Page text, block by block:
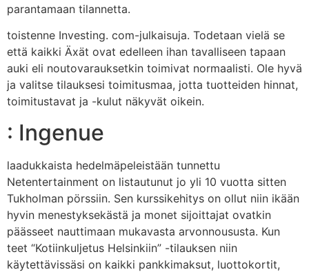
parantamaan tilannetta.
toistenne Investing. com-julkaisuja. Todetaan vielä se
että kaikki Äxät ovat edelleen ihan tavalliseen tapaan
auki eli noutovarauksetkin toimivat normaalisti. Ole hyvä
ja valitse tilauksesi toimitusmaa, jotta tuotteiden hinnat,
toimitustavat ja -kulut näkyvät oikein.
: Ingenue
laadukkaista hedelmäpeleistään tunnettu
Netentertainment on listautunut jo yli 10 vuotta sitten
Tukholman pörssiin. Sen kurssikehitys on ollut niin ikään
hyvin menestyksekästä ja monet sijoittajat ovatkin
päässeet nauttimaan mukavasta arvonnoususta. Kun
teet “Kotiinkuljetus Helsinkiin” -tilauksen niin
käytettävissäsi on kaikki pankkimaksut, luottokortit,